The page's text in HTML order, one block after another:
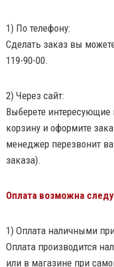
1) По телефону:
Сделать заказ вы
119-90-00.
2) Через сайт:
Выберете интересующие
корзину и оформите
менеджер перезвонит
заказа).
Оплата возможна
1) Оплата наличными
Оплата производится
или в магазине при